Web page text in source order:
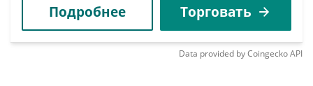
Подробнее Торговать
Data provided byCoingeckoAPI